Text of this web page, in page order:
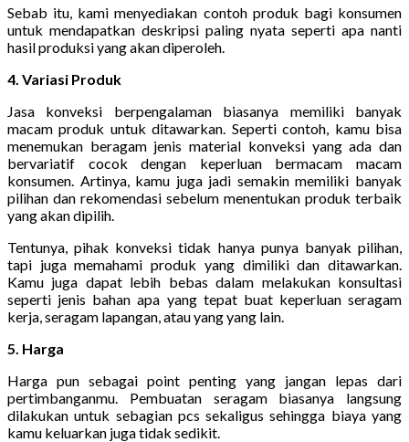
Sebab itu, kami menyediakan contoh produk bagi konsumen
untuk mendapatkan deskripsi paling nyata seperti apa nanti
hasil produksi yang akan diperoleh.
4. Variasi Produk
Jasa konveksi berpengalaman biasanya memiliki banyak
macam produk untuk ditawarkan. Seperti contoh, kamu bisa
menemukan beragam jenis material konveksi yang ada dan
bervariatif cocok dengan keperluan bermacam macam
konsumen. Artinya, kamu juga jadi semakin memiliki banyak
pilihan dan rekomendasi sebelum menentukan produk terbaik
yang akan dipilih.
Tentunya, pihak konveksi tidak hanya punya banyak pilihan,
tapi juga memahami produk yang dimiliki dan ditawarkan.
Kamu juga dapat lebih bebas dalam melakukan konsultasi
seperti jenis bahan apa yang tepat buat keperluan seragam
kerja, seragam lapangan, atau yang yang lain.
5. Harga
Harga pun sebagai point penting yang jangan lepas dari
pertimbanganmu. Pembuatan seragam biasanya langsung
dilakukan untuk sebagian pcs sekaligus sehingga biaya yang
kamu keluarkan juga tidak sedikit.